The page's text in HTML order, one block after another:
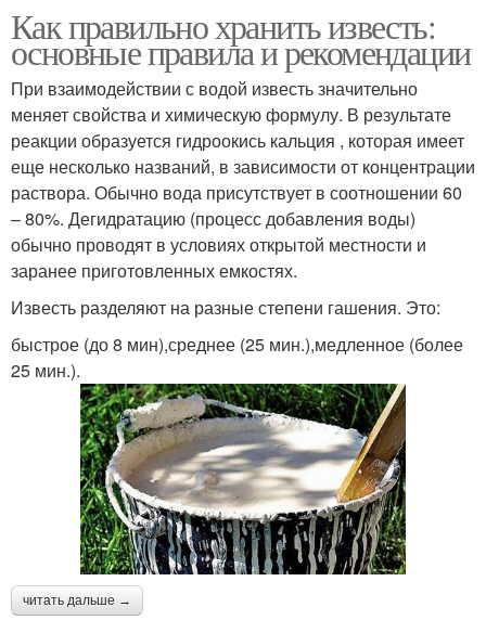
Как правильно хранить известь:
основные правила и рекомендации
При взаимодействии с водой известь значительно
меняет свойства и химическую формулу. В результате
реакции образуется гидроокись кальция , которая имеет
еще несколько названий, в зависимости от концентрации
раствора. Обычно вода присутствует в соотношении 60
– 80%. Дегидратацию (процесс добавления воды)
обычно проводят в условиях открытой местности и
заранее приготовленных емкостях.
Известь разделяют на разные степени гашения. Это:
быстрое (до 8 мин),среднее (25 мин.),медленное (более
25 мин.).
читать дальше →